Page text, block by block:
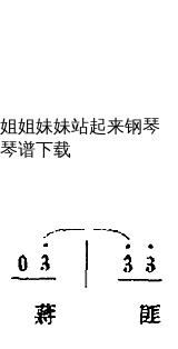
姐妹妹站起来钢琴
谱下载